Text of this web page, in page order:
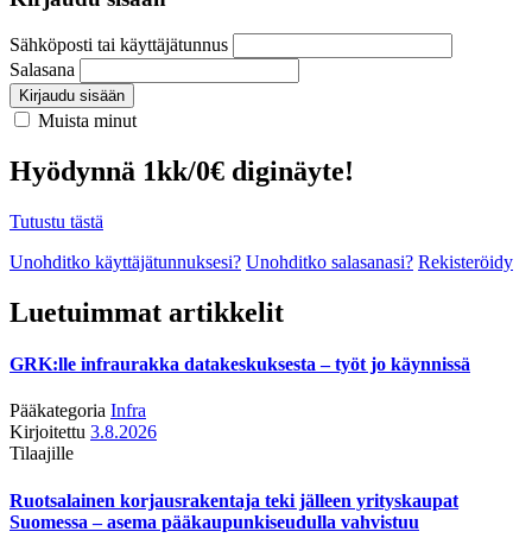
Sähköposti tai käyttäjätunnus
Salasana
Kirjaudu sisään
Muista minut
Hyödynnä 1kk/0€ diginäyte!
Tutustu tästä
Unohditko käyttäjätunnuksesi? Unohditko salasanasi? Rekisteröidy
Luetuimmat artikkelit
GRK:lle infraurakka datakeskuksesta – työt jo käynnissä
Pääkategoria Infra
Kirjoitettu 3.8.2026
Tilaajille
Ruotsalainen korjausrakentaja teki jälleen yrityskaupat
Suomessa – asema pääkaupunkiseudulla vahvistuu